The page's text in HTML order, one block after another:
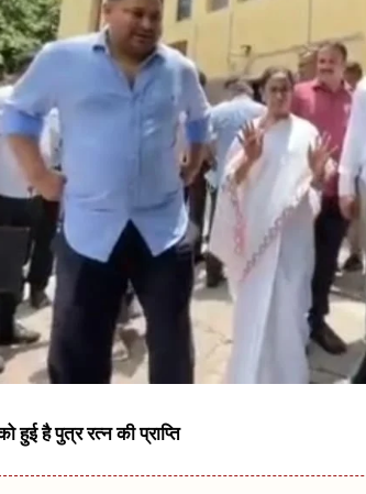
हुई है पुत्र रत्न की प्राप्ति